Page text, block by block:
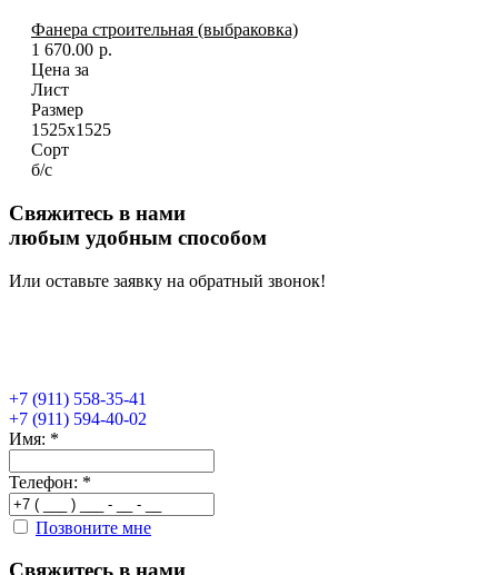
Фанера строительная (выбраковка)
р.
1 670.00
Цена за
Лист
Размер
1525х1525
Сорт
б/с
Свяжитесь в нами
любым удобным способом
Или оставьте заявку на обратный звонок!
+7 (911) 558-35-41
+7 (911) 594-40-02
Имя: *
Телефон: *
Позвоните мне